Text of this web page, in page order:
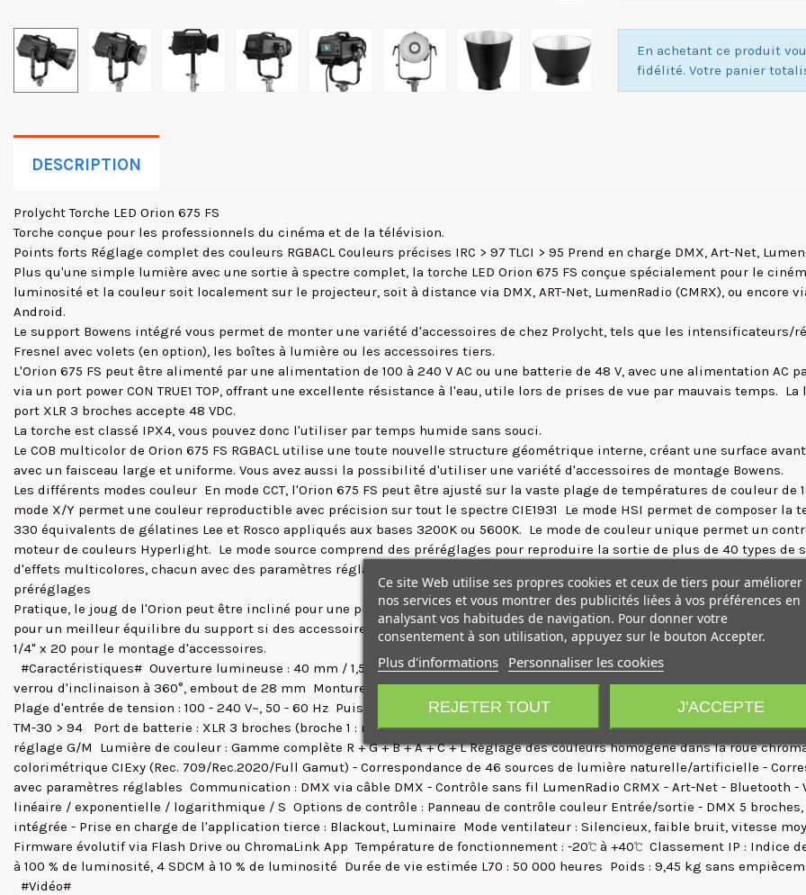
En achetant ce produit
fidélité. Votre panier
DESCRIPTION
Prolycht Torche LED Orion 675 FS
Torche conçue pour les professionnels du cinéma et de la télévision.
Points forts Réglage complet des couleurs RGBACL Couleurs précises IRC > 97 TLCI > 95 Prend en charge DMX, Art-Net,
Plus qu'une simple lumière avec une sortie à spectre complet, la torche LED Orion 675 FS conçue spécialement pour le
luminosité et la couleur soit localement sur le projecteur, soit à distance via DMX, ART-Net, LumenRadio (CMRX), ou encore
Android.
Le support Bowens intégré vous permet de monter une variété d'accessoires de chez Prolycht, tels que les intensificateurs/
Fresnel avec volets (en option), les boîtes à lumière ou les accessoires tiers.
L'Orion 675 FS peut être alimenté par une alimentation de 100 à 240 V AC ou une batterie de 48 V, avec une alimentation
via un port power CON TRUE1 TOP, offrant une excellente résistance à l'eau, utile lors de prises de vue par mauvais temps.
port XLR 3 broches accepte 48 VDC.
La torche est classé IPX4, vous pouvez donc l'utiliser par temps humide sans souci.
Le COB multicolor de Orion 675 FS RGBACL utilise une toute nouvelle structure géométrique interne, créant une surface
avec un faisceau large et uniforme. Vous avez aussi la possibilité d'utiliser une variété d'accessoires de montage Bowens.
Les différents modes couleur  En mode CCT, l'Orion 675 FS peut être ajusté sur la vaste plage de températures de couleur de
mode X/Y permet une couleur reproductible avec précision sur tout le spectre CIE1931  Le mode HSI permet de composer la
330 équivalents de gélatines Lee et Rosco appliqués aux bases 3200K ou 5600K.  Le mode de couleur unique permet un
moteur de couleurs Hyperlight.  Le mode source comprend des préréglages pour reproduire la sortie de plus de 40 types de
d'effets multicolores, chacun avec des paramètres réglables pour les couleurs et la synchronisation.  En plus des centaines
préréglages
Pratique, le joug de l'Orion peut être incliné pour une plus grande plage d'inclinaison lorsque des modificateurs de
pour un meilleur équilibre du support si des accessoires lourds sont utilisés. Le joug est monté à dégagement rapide pour
1/4" x 20 pour le montage d'accessoires.
#Caractéristiques#  Ouverture lumineuse : 40 mm / 1,57", sans optique  Angle de faisceau : 80°, sans optique  Montage
verrou d'inclinaison à 360°, embout de 28 mm  Monture optique : Bowen S  Fixation optique : Lentille de mise au point
Plage d'entrée de tension : 100 - 240 V~, 50 - 60 Hz  Puissance : 675 W maximum, bloc d'alimentation intégré  Rendu des
TM-30 > 94  Port de batterie : XLR 3 broches (broche 1 : négatif, broche 2 : positif)  Plage de tension CC de la batterie : 46 -
réglage G/M  Lumière de couleur : Gamme complète R + G + B + A + C + L Réglage des couleurs homogène dans la roue
colorimétrique CIExy (Rec. 709/Rec.2020/Full Gamut) - Correspondance de 46 sources de lumière naturelle/artificielle -
avec paramètres réglables  Communication : DMX via câble DMX - Contrôle sans fil LumenRadio CRMX - Art-Net - Bluetooth -
linéaire / exponentielle / logarithmique / S  Options de contrôle : Panneau de contrôle couleur Entrée/sortie - DMX 5
intégrée - Prise en charge de l'application tierce : Blackout, Luminaire  Mode ventilateur : Silencieux, faible bruit, vitesse
Firmware évolutif via Flash Drive ou ChromaLink App  Température de fonctionnement : -20℃ à +40℃  Classement IP : Indice
à 100 % de luminosité, 4 SDCM à 10 % de luminosité  Durée de vie estimée L70 : 50 000 heures  Poids : 9,45 kg sans
#Vidéo#
Ce site Web utilise ses propres cookies et ceux de tiers pour améliorer
nos services et vous montrer des publicités liées à vos préférences en
analysant vos habitudes de navigation. Pour donner votre
consentement à son utilisation, appuyez sur le bouton Accepter.
Plus d'informations Personnaliser les cookies
REJETER TOUT J'ACCEPTE